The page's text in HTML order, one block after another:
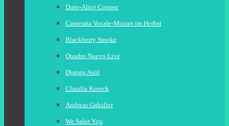
Doro-Alice Cooper
Camerata Vocale-Mozart im Herbst
Blackberry Smoke
Quadro Nuevo Live
Django Asül
Claudia Koreck
Andreas Gabalier
We Salut You